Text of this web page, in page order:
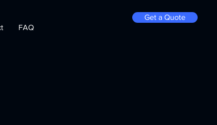
FAQ
Get a Quote